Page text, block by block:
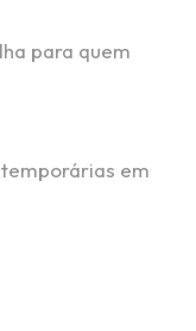
para quem
em